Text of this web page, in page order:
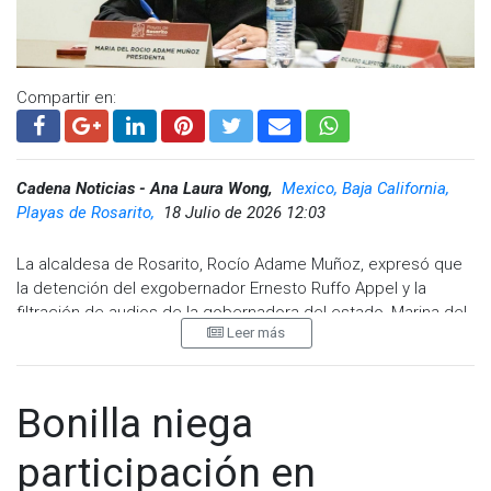
Whatsapp:@CadenaNoticias | Telegram:@CadenaNoticias
Compartir en:
Cadena Noticias - Ana Laura Wong, Mexico, Baja California,
Playas de Rosarito,
18 Julio de 2026 12:03
La alcaldesa de Rosarito, Rocío Adame Muñoz, expresó que
la detención del exgobernador Ernesto Ruffo Appel y la
filtración de audios de la gobernadora del estado, Marina del
Pilar Ávila Olmeda, son asuntos completamente diferentes y
no deben relacionarse.
un señalamiento muy directo y una orden de aprehensión ya
cumplimentada. La alcaldesa mencionó que será la Fiscalía
General del Estado quien proporcione mayor información
Leer más
Bonilla niega
participación en